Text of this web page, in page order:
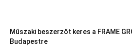
Műszaki beszerzőt keres a FRAME
Budapestre